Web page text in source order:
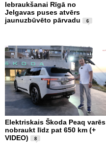
Iebraukšanai Rīgā no
Jelgavas puses atvērs
jaunuzbūvēto pārvadu
6
Elektriskais Škoda Peaq varēs
nobraukt līdz pat 650 km (+
VIDEO)
8